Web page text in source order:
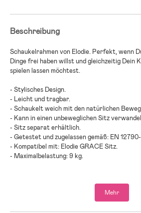
Beschreibung
Schaukelrahmen von Elodie. Perfekt, wenn
Dinge frei haben willst und gleichzeitig Dein
spielen lassen möchtest.
- Stylisches Design.
- Leicht und tragbar.
- Schaukelt weich mit den natürlichen
- Kann in einen unbeweglichen Sitz
- Sitz separat erhältlich.
- Getestet und zugelassen gemäß: EN
- Kompatibel mit: Elodie GRACE Sitz.
- Maximalbelastung: 9 kg.
Mehr